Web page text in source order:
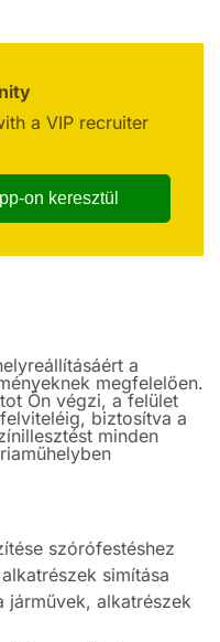
a VIP recruiter
on keresztül
a
megfelelően.
Ön végzi, a felület
biztosítva a
minden
szórófestéshez
simítása
járművek, alkatrészek